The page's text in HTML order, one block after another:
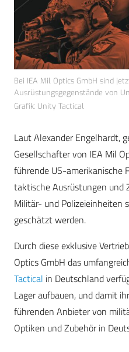
Bei IEA Mil Optics GmbH sind
Ausrüstungsgegenstände von
Grafik: Unity Tactical
Laut Alexander Engelhardt,
Gesellschafter von IEA Mil
führende US-amerikanische
taktische Ausrüstungen und
Militär- und Polizeieinheiten
geschätzt werden.
Durch diese exklusive
Optics GmbH das
Tactical in Deutschland
Lager aufbauen, und damit
führenden Anbieter von
Optiken und Zubehör in